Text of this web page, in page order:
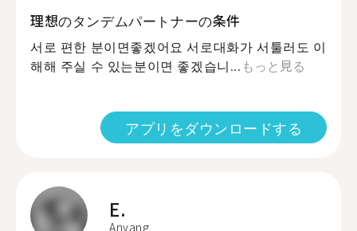
理想のタンデムパートナーの条件
서로 편한 분이면좋겠어요 서로대화가 서툴러도 이
해해 주실 수 있는분이면 좋겠습니... もっと見る
アプリをダウンロードする
E.
Anyang